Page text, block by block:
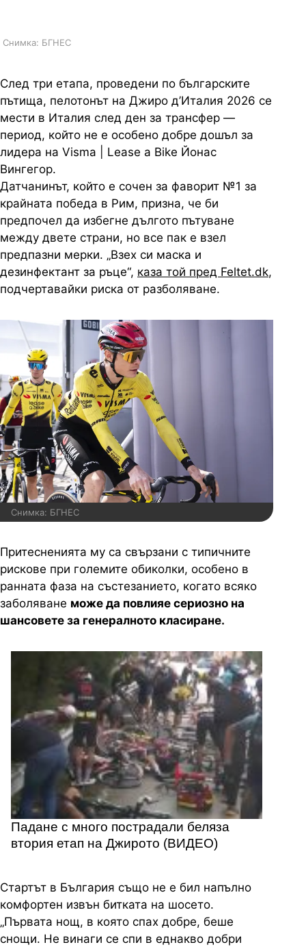
Снимка: БГНЕС
След три етапа, проведени по българските
пътища, пелотонът на Джиро д’Италия 2026 се
мести в Италия след ден за трансфер —
период, който не е особено добре дошъл за
лидера на Visma | Lease a Bike Йонас
Вингегор.
Датчанинът, който е сочен за фаворит №1 за
крайната победа в Рим, призна, че би
предпочел да избегне дългото пътуване
между двете страни, но все пак е взел
предпазни мерки. „Взех си маска и
дезинфектант за ръце“, каза той пред Feltet.dk,
подчертавайки риска от разболяване.
Снимка: БГНЕС
Притесненията му са свързани с типичните
рискове при големите обиколки, особено в
ранната фаза на състезанието, когато всяко
заболяване може да повлияе сериозно на
шансовете за генералното класиране.
Падане с много пострадали беляза
втория етап на Джирото (ВИДЕО)
Стартът в България също не е бил напълно
комфортен извън битката на шосето.
„Първата нощ, в която спах добре, беше
снощи. Не винаги се спи в еднакво добри